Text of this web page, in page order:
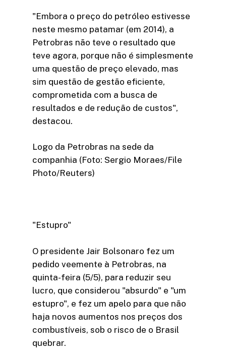
"Embora o preço do petróleo estivesse
neste mesmo patamar (em 2014), a
Petrobras não teve o resultado que
teve agora, porque não é simplesmente
uma questão de preço elevado, mas
sim questão de gestão eficiente,
comprometida com a busca de
resultados e de redução de custos",
destacou.
Logo da Petrobras na sede da
companhia (Foto: Sergio Moraes/File
Photo/Reuters)
"Estupro"
O presidente Jair Bolsonaro fez um
pedido veemente à Petrobras, na
quinta-feira (5/5), para reduzir seu
lucro, que considerou "absurdo" e "um
estupro", e fez um apelo para que não
haja novos aumentos nos preços dos
combustíveis, sob o risco de o Brasil
quebrar.